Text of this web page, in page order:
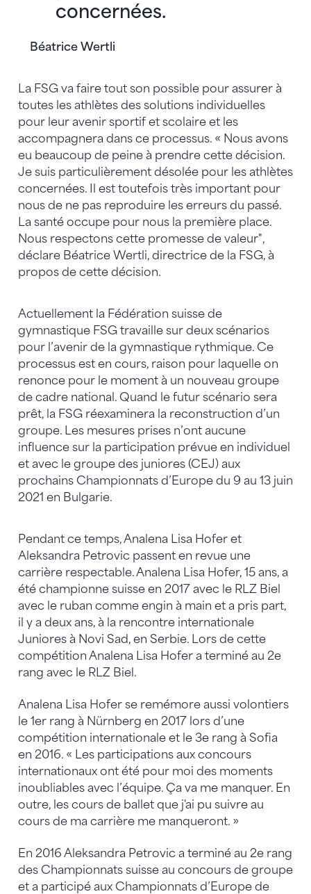
Béatrice Wertli
concernées.
La FSG va faire tout son possible pour assurer à
toutes les athlètes des solutions individuelles
pour leur avenir sportif et scolaire et les
accompagnera dans ce processus. « Nous avons
eu beaucoup de peine à prendre cette décision.
Je suis particulièrement désolée pour les athlètes
concernées. Il est toutefois très important pour
nous de ne pas reproduire les erreurs du passé.
La santé occupe pour nous la première place.
Nous respectons cette promesse de valeur",
déclare Béatrice Wertli, directrice de la FSG, à
propos de cette décision.
Actuellement la Fédération suisse de
gymnastique FSG travaille sur deux scénarios
pour l’avenir de la gymnastique rythmique. Ce
processus est en cours, raison pour laquelle on
renonce pour le moment à un nouveau groupe
de cadre national. Quand le futur scénario sera
prêt, la FSG réexaminera la reconstruction d’un
groupe. Les mesures prises n’ont aucune
influence sur la participation prévue en individuel
et avec le groupe des juniores (CEJ) aux
prochains Championnats d’Europe du 9 au 13 juin
2021 en Bulgarie.
Pendant ce temps, Analena Lisa Hofer et
Aleksandra Petrovic passent en revue une
carrière respectable. Analena Lisa Hofer, 15 ans, a
été championne suisse en 2017 avec le RLZ Biel
avec le ruban comme engin à main et a pris part,
il y a deux ans, à la rencontre internationale
Juniores à Novi Sad, en Serbie. Lors de cette
compétition Analena Lisa Hofer a terminé au 2e
rang avec le RLZ Biel.
Analena Lisa Hofer se remémore aussi volontiers
le 1er rang à Nürnberg en 2017 lors d’une
compétition internationale et le 3e rang à Sofia
en 2016. « Les participations aux concours
internationaux ont été pour moi des moments
inoubliables avec l’équipe. Ça va me manquer. En
outre, les cours de ballet que j'ai pu suivre au
cours de ma carrière me manqueront. »
En 2016 Aleksandra Petrovic a terminé au 2e rang
des Championnats suisse au concours de groupe
et a participé aux Championnats d’Europe de